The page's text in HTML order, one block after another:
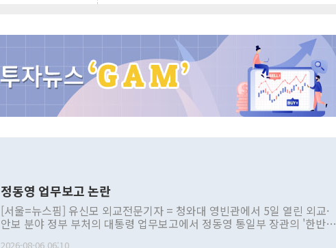
정동영 업무보고 논란
[서울=뉴스핌] 유신모 외교전문기자 = 청와대 영빈관에서 5일 열린 외교·
안보 분야 정부 부처의 대통령 업무보고에서 정동영 통일부 장관의 '한반도
2026-08-06 06:10